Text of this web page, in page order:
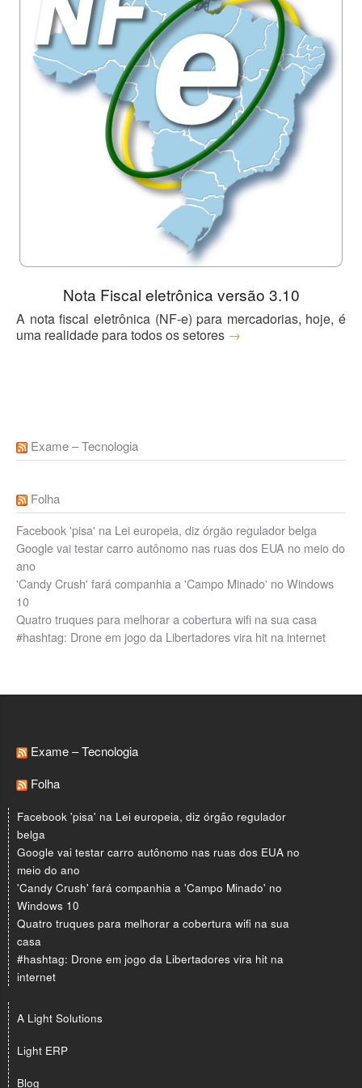
Blog
Nota Fiscal eletrônica versão 3.10
A nota fiscal eletrônica (NF-e) para mercadorias, hoje, é
uma realidade para todos os setores →
Exame – Tecnologia
Folha
Facebook 'pisa' na Lei europeia, diz órgão regulador belga
Google vai testar carro autônomo nas ruas dos EUA no meio do
ano
'Candy Crush' fará companhia a 'Campo Minado' no Windows
10
Quatro truques para melhorar a cobertura wifi na sua casa
#hashtag: Drone em jogo da Libertadores vira hit na internet
Exame – Tecnologia
Folha
Facebook 'pisa' na Lei europeia, diz órgão regulador
belga
Google vai testar carro autônomo nas ruas dos EUA no
meio do ano
'Candy Crush' fará companhia a 'Campo Minado' no
Windows 10
Quatro truques para melhorar a cobertura wifi na sua
casa
#hashtag: Drone em jogo da Libertadores vira hit na
internet
A Light Solutions
Light ERP
Blog